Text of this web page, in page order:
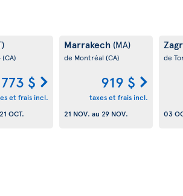
(CA)
773 $
et frais incl.
21 OCT.
Marrakech (MA)
de Montréal (CA)
919 $
taxes et frais incl.
21 NOV. au 29 NOV.
de
03